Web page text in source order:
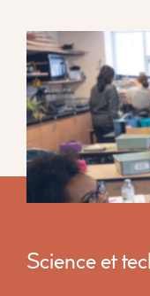
Science et